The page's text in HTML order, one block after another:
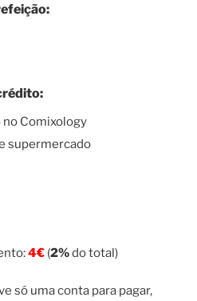
no Comixology
supermercado
4€ (2%do total)
só uma conta para pagar,